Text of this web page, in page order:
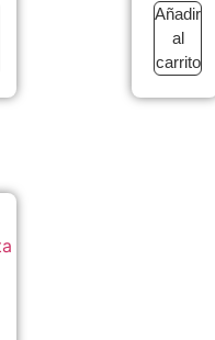
Añadir
al
carrito